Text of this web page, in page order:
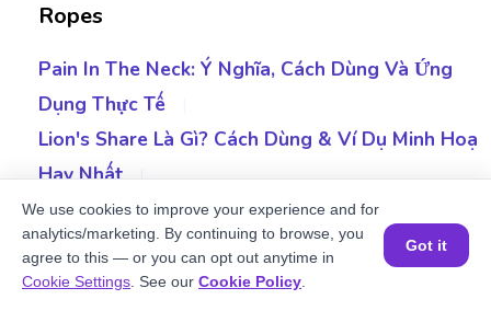
Ropes
Pain In The Neck: Ý Nghĩa, Cách Dùng Và Ứng
Dụng Thực Tế
Lion's Share Là Gì? Cách Dùng & Ví Dụ Minh Hoạ
Hay Nhất
|
Tìm Hiểu Agree to Disagree Là Gì và Cách Sử
Dụng Thực Tế
Sit On The Fence Nghĩa Là Gì? Cách Sử Dụng Và
Đặt một buổi học MIỄN PHÍ
We use cookies to improve your experience and for
analytics/marketing. By continuing to browse, you
agree to this — or you can opt out anytime in
Cookie Settings . See our Cookie Policy
Got it